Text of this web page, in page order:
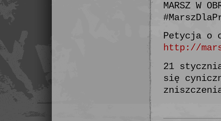
MARSZ W
Petycja o
http://
21
się